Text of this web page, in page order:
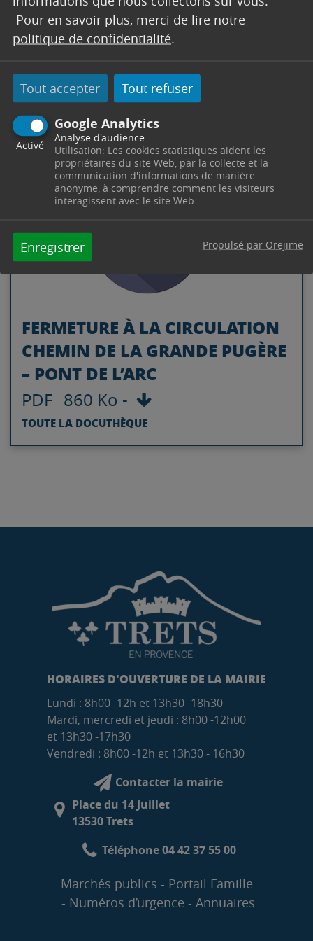
Pour en savoir plus, merci de lire notre
politique de confidentialité.
Tout accepter Tout refuser
Google Analytics
Activé
Analyse d'audience
Utilisation: Les cookies statistiques aident les
propriétaires du site Web, par la collecte et la
communication d'informations de manière
anonyme, à comprendre comment les visiteurs
interagissent avec le site Web.
Enregistrer Propulsé par Orejime
Contacter par mail
Contacter
DOCUMENTS
FERMETURE À LA CIRCULATION
CHEMIN DE LA GRANDE PUGÈRE
– PONT DE L’ARC
PDF - 860 Ko -
TOUTE LA DOCUTHÈQUE
HORAIRES D'OUVERTURE DE LA MAIRIE
Lundi : 8h00 -12h et 13h30 -18h30
Mardi, mercredi et jeudi : 8h00 -12h00
et 13h30 -17h30
Vendredi : 8h00 -12h et 13h30 - 16h30
Contacter la mairie
Place du 14 Juillet
13530 Trets
Téléphone 04 42 37 55 00
Marchés publics
Portail Famille
Numéros d’urgence
Annuaires